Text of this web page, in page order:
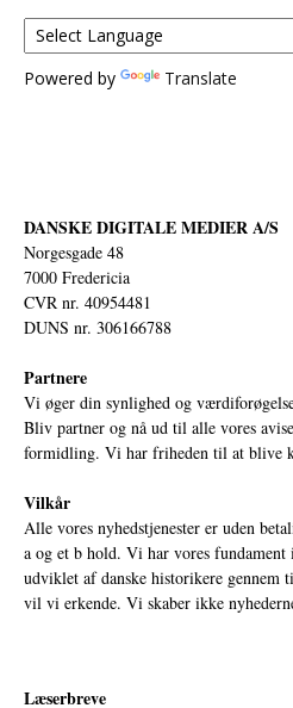
Powered by Translate
DANSKE DIGITALE MEDIER A/S
Norgesgade 48
7000 Fredericia
CVR nr. 40954481
DUNS nr. 306166788
Partnere
Vi øger din synlighed og
Bliv partner og nå ud til alle vores
formidling. Vi har friheden til at blive
Vilkår
Alle vores nyhedstjenester er uden
a og et b hold. Vi har vores
udviklet af danske historikere gennem
vil vi erkende. Vi skaber ikke
Læserbreve